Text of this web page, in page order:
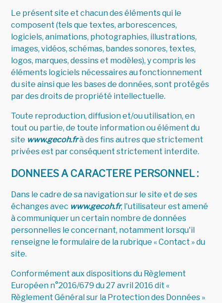
Le présent site et chacun des éléments qui le
composent (tels que textes, arborescences,
logiciels, animations, photographies, illustrations,
images, vidéos, schémas, bandes sonores, textes,
logos, marques, dessins et modèles), y compris les
éléments logiciels nécessaires au fonctionnement
du site ainsi que les bases de données, sont protégés
par des droits de propriété intellectuelle.
Toute reproduction, diffusion et/ou utilisation, en
tout ou partie, de toute information ou élément du
site www.gecoh.frà des fins autres que strictement
privées est par conséquent strictement interdite.
DONNEES A CARACTERE PERSONNEL :
Dans le cadre de sa navigation sur le site et de ses
échanges avec www.gecoh.fr, l'utilisateur est amené
à communiquer un certain nombre de données
personnelles le concernant, notamment lorsqu'il
renseigne le formulaire de la rubrique « Contact » du
site.
Conformément aux dispositions du Règlement
Européen n°2016/679 du 27 avril 2016 dit «
Règlement Général sur la Protection des Données »